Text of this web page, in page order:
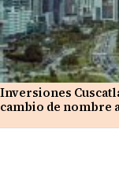
Inversiones
cambio de nombre